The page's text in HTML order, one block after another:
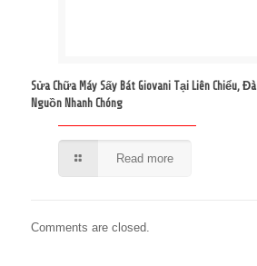
Sửa Chữa Máy Sấy Bát Giovani Tại Liên Chiểu,
Nguồn Nhanh Chóng
Read more
Comments are closed.